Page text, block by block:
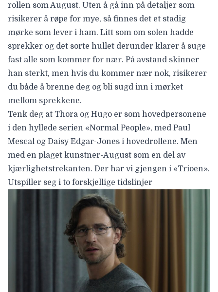
rollen som August. Uten å gå inn på detaljer som
risikerer å røpe for mye, så finnes det et stadig
mørke som lever i ham. Litt som om solen hadde
sprekker og det sorte hullet derunder klarer å suge
fast alle som kommer for nær. På avstand skinner
han sterkt, men hvis du kommer nær nok, risikerer
du både å brenne deg og bli sugd inn i mørket
mellom sprekkene.
Tenk deg at Thora og Hugo er som hovedpersonene
i den hyllede serien «Normal People», med Paul
Mescal og Daisy Edgar-Jones i hovedrollene. Men
med en plaget kunstner-August som en del av
kjærlighetstrekanten. Der har vi gjengen i «Trioen».
Utspiller seg i to forskjellige tidslinjer